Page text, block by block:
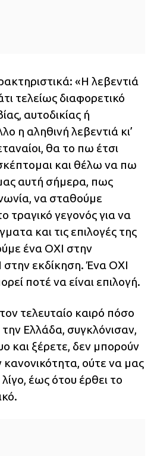
«Η λεβεντιά
τελείως διαφορετικό
αυτοδικίας ή
η αληθινή λεβεντιά κι’
θα το πω έτσι
και θέλω να πω
αυτή σήμερα, πως
να σταθούμε
τραγικό γεγονός για να
και τις επιλογές της
ένα ΟΧΙ στην
στην εκδίκηση. Ένα ΟΧΙ
ποτέ να είναι επιλογή.
τελευταίο καιρό πόσο
Ελλάδα, συγκλόνισαν,
και ξέρετε, δεν μπορούν
κανονικότητα, ούτε να μας
έως ότου έρθει το